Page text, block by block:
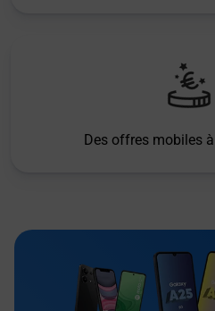
Des offres mobiles